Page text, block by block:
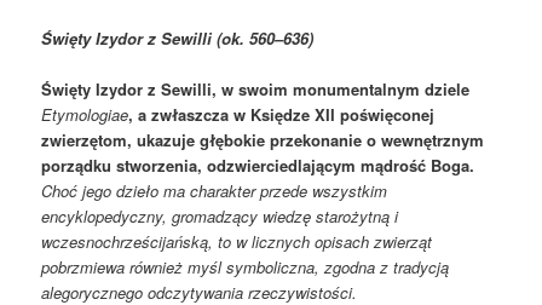
Święty Izydor z Sewilli (ok. 560–636)
Święty Izydor z Sewilli, w swoim monumentalnym dziele
Etymologiae, a zwłaszcza w Księdze XII poświęconej
zwierzętom, ukazuje głębokie przekonanie o wewnętrznym
porządku stworzenia, odzwierciedlającym mądrość Boga.
Choć jego dzieło ma charakter przede wszystkim
encyklopedyczny, gromadzący wiedzę starożytną i
wczesnochrześcijańską, to w licznych opisach zwierząt
pobrzmiewa również myśl symboliczna, zgodna z tradycją
alegorycznego odczytywania rzeczywistości.